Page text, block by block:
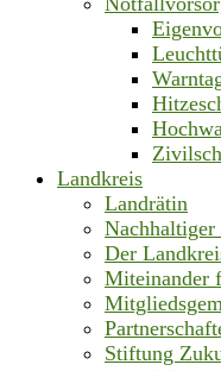
Landkreis
Landrätin
Der
Miteinander
Stiftung